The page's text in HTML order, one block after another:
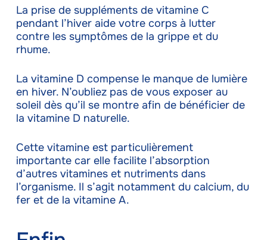
La prise de suppléments de vitamine C
pendant l’hiver aide votre corps à lutter
contre les symptômes de la grippe et du
rhume.
La vitamine D compense le manque de lumière
en hiver. N’oubliez pas de vous exposer au
soleil dès qu’il se montre afin de bénéficier de
la vitamine D naturelle.
Cette vitamine est particulièrement
importante car elle facilite l’absorption
d’autres vitamines et nutriments dans
l’organisme. Il s’agit notamment du calcium, du
fer et de la vitamine A.